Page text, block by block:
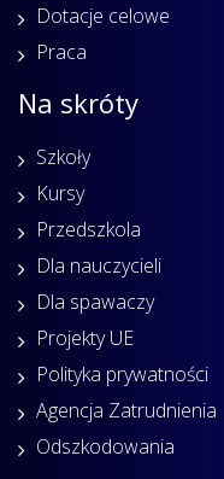
Dotacje celowe
Praca
Na skróty
Szkoły
Kursy
Przedszkola
Dla nauczycieli
Dla spawaczy
Projekty UE
Polityka prywatności
Agencja Zatrudnienia
Odszkodowania